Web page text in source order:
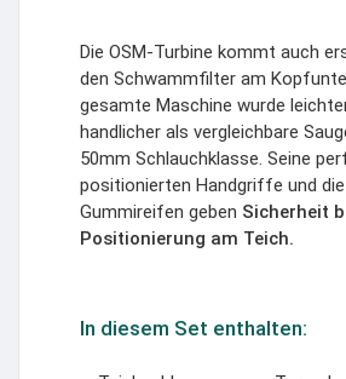
Die OSM-Turbine kommt auch
den Schwammfilter am
gesamte Maschine wurde
handlicher als vergleichbare
50mm Schlauchklasse. Seine
positionierten Handgriffe und
Gummireifen geben Sicherheit
Positionierung am Teich.
In diesem Set enthalten: